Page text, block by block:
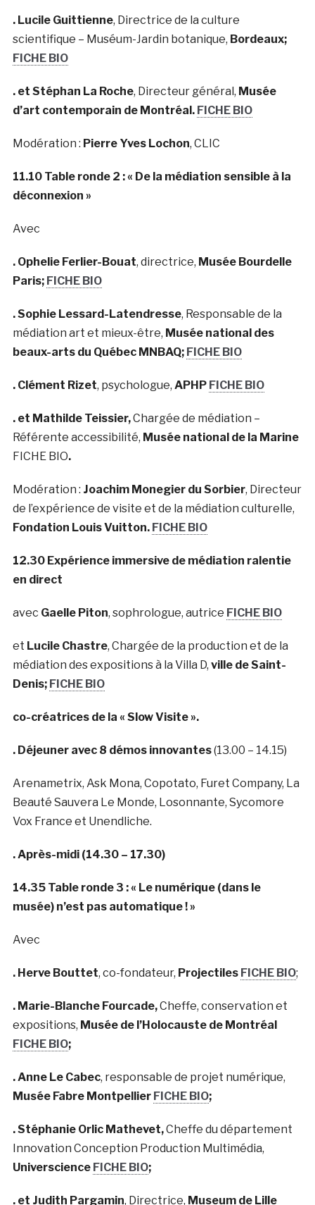
. Lucile Guittienne, Directrice de la culture
scientifique – Muséum-Jardin botanique, Bordeaux;
FICHE BIO
. et Stéphan La Roche, Directeur général, Musée
d’art contemporain de Montréal. FICHE BIO
Modération : Pierre Yves Lochon, CLIC
11.10 Table ronde 2 : « De la médiation sensible à la
déconnexion »
Avec
. Ophelie Ferlier-Bouat, directrice, Musée Bourdelle
Paris; FICHE BIO
. Sophie Lessard-Latendresse, Responsable de la
médiation art et mieux-être, Musée national des
beaux-arts du Québec MNBAQ; FICHE BIO
. Clément Rizet, psychologue, APHP FICHE BIO
. et Mathilde Teissier,Chargée de médiation –
Référente accessibilité, Musée national de la Marine
FICHE BIO.
Modération : Joachim Monegier du Sorbier, Directeur
de l’expérience de visite et de la médiation culturelle,
Fondation Louis Vuitton. FICHE BIO
12.30 Expérience immersive de médiation ralentie
en direct
avec Gaelle Piton, sophrologue, autrice FICHE BIO
et Lucile Chastre, Chargée de la production et de la
médiation des expositions à la Villa D, ville de Saint-
Denis; FICHE BIO
co-créatrices de la « Slow Visite ».
. Déjeuner avec 8 démos innovantes(13.00 – 14.15)
Arenametrix, Ask Mona, Copotato, Furet Company, La
Beauté Sauvera Le Monde, Losonnante, Sycomore
Vox France et Unendliche.
. Après-midi (14.30 – 17.30)
14.35 Table ronde 3 :« Le numérique (dans le
musée) n’est pas automatique !»
Avec
. Herve Bouttet, co-fondateur, Projectiles FICHE BIO;
. Marie-Blanche Fourcade,Cheffe, conservation et
expositions, Musée de l’Holocauste de Montréal
FICHE BIO;
. Anne Le Cabec, responsable de projet numérique,
Musée Fabre Montpellier FICHE BIO;
. Stéphanie Orlic Mathevet,Cheffe du département
Innovation Conception Production Multimédia,
Universcience FICHE BIO;
. et Judith Pargamin, Directrice, Museum de Lille